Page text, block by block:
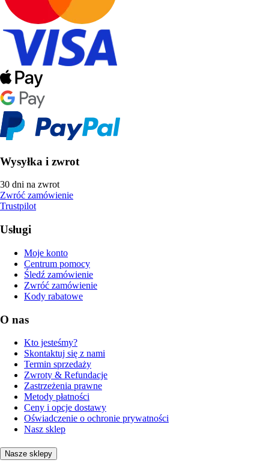
Wysyłka i zwrot
30 dni na zwrot
Zwróć zamówienie
Trustpilot
Usługi
Moje konto
Centrum pomocy
Śledź zamówienie
Zwróć zamówienie
Kody rabatowe
O nas
Kto jesteśmy?
Skontaktuj się z nami
Termin sprzedaży
Zwroty & Refundacje
Zastrzeżenia prawne
Metody płatności
Ceny i opcje dostawy
Oświadczenie o ochronie prywatności
Nasz sklep
Nasze sklepy